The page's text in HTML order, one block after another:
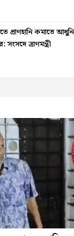
প্রাণহানি কমাতে
সংসদে ত্রাণমন্ত্রী